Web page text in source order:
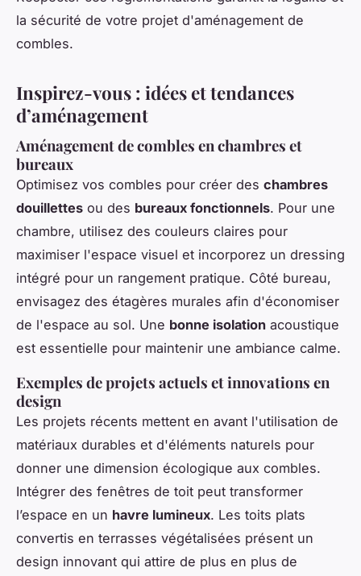
la sécurité de votre projet d'aménagement de
combles.
Inspirez-vous : idées et tendances
d’aménagement
Aménagement de combles en chambres et
bureaux
Optimisez vos combles pour créer des chambres
douillettes ou des bureaux fonctionnels. Pour une
chambre, utilisez des couleurs claires pour
maximiser l'espace visuel et incorporez un dressing
intégré pour un rangement pratique. Côté bureau,
envisagez des étagères murales afin d'économiser
de l'espace au sol. Une bonne isolation acoustique
est essentielle pour maintenir une ambiance calme.
Exemples de projets actuels et innovations en
design
Les projets récents mettent en avant l'utilisation de
matériaux durables et d'éléments naturels pour
donner une dimension écologique aux combles.
Intégrer des fenêtres de toit peut transformer
l’espace en un havre lumineux. Les toits plats
convertis en terrasses végétalisées présent un
design innovant qui attire de plus en plus de